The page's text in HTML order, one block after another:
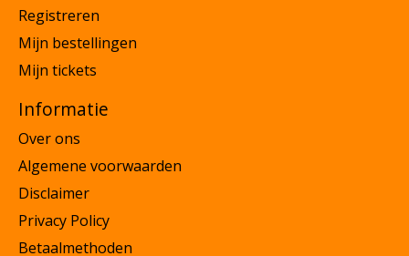
Registreren
Mijn bestellingen
Mijn tickets
Informatie
Over ons
Algemene voorwaarden
Disclaimer
Privacy Policy
Betaalmethoden